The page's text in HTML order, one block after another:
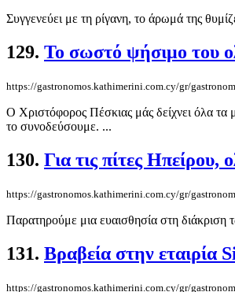
Συγγενεύει με τη ρίγανη, το άρωμά της
129. Το σωστό ψήσιμο του
https://gastronomos.kathimerini.com.cy/gr/
Ο Χριστόφορος Πέσκιας μάς δείχνει όλα τα
το συνοδεύσουμε. ...
130. Για τις πίτες Ηπείρου,
https://gastronomos.kathimerini.com.cy/gr/
Παρατηρούμε μια ευαισθησία στη διάκριση
131. Βραβεία στην εταιρία
https://gastronomos.kathimerini.com.cy/gr/